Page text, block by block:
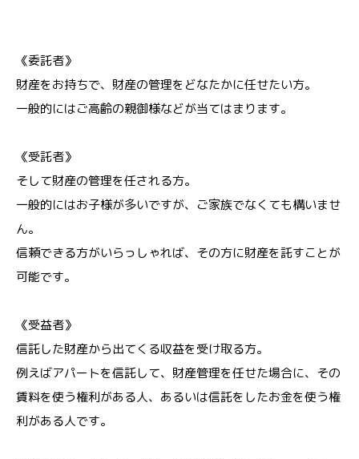
《委託者》
財産をお持ちで、財産の管理をどなたかに任せたい方。
一般的にはご高齢の親御様などが当てはまります。
《受託者》
そして財産の管理を任される方。
一般的にはお子様が多いですが、ご家族でなくても構いませ
ん。
信頼できる方がいらっしゃれば、その方に財産を託すことが
可能です。
《受益者》
信託した財産から出てくる収益を受け取る方。
例えばアパートを信託して、財産管理を任せた場合に、その
賃料を使う権利がある人、あるいは信託をしたお金を使う権
利がある人です。